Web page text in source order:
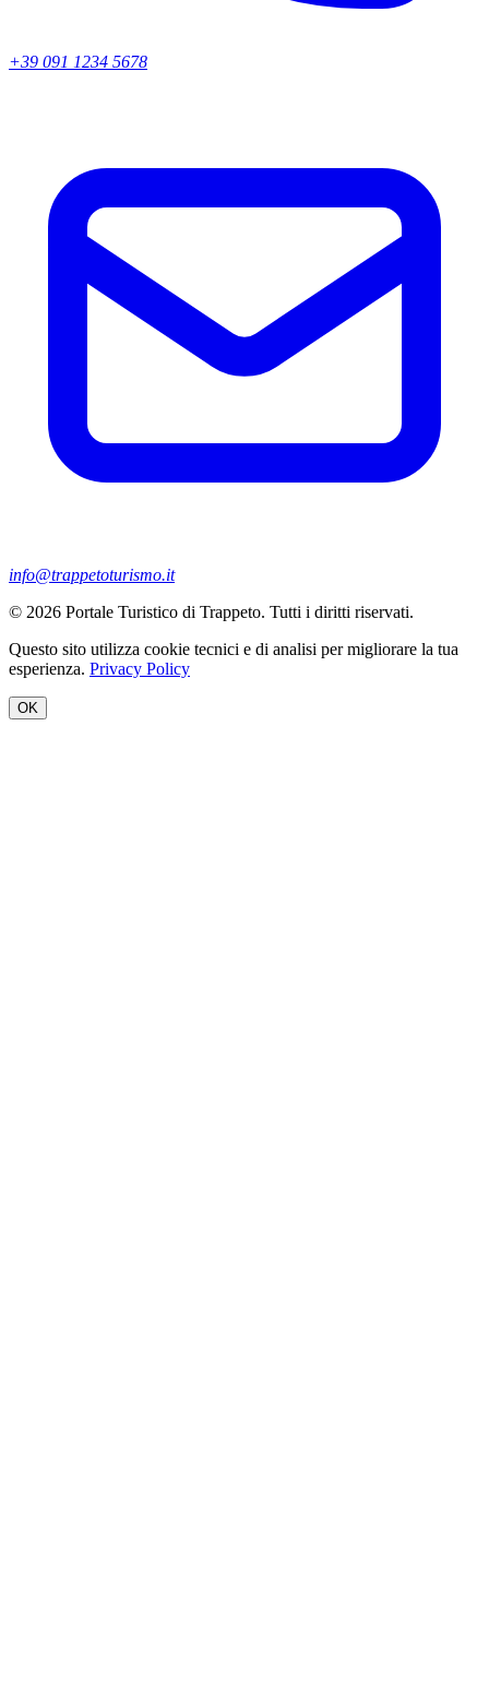
+39 091 1234 5678
info@trappetoturismo.it
© 2026 Portale Turistico di Trappeto. Tutti i diritti riservati.
Questo sito utilizza cookie tecnici e di analisi per migliorare la tua
esperienza. Privacy Policy
OK